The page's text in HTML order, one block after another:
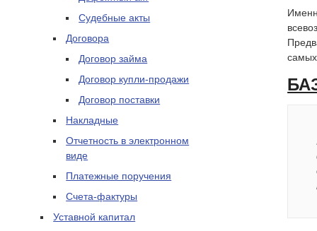
Судебные акты
Договора
Договор займа
Договор купли-продажи
Договор поставки
Накладные
Отчетность в электронном
виде
Платежные поручения
Счета-фактуры
Уставной капитал